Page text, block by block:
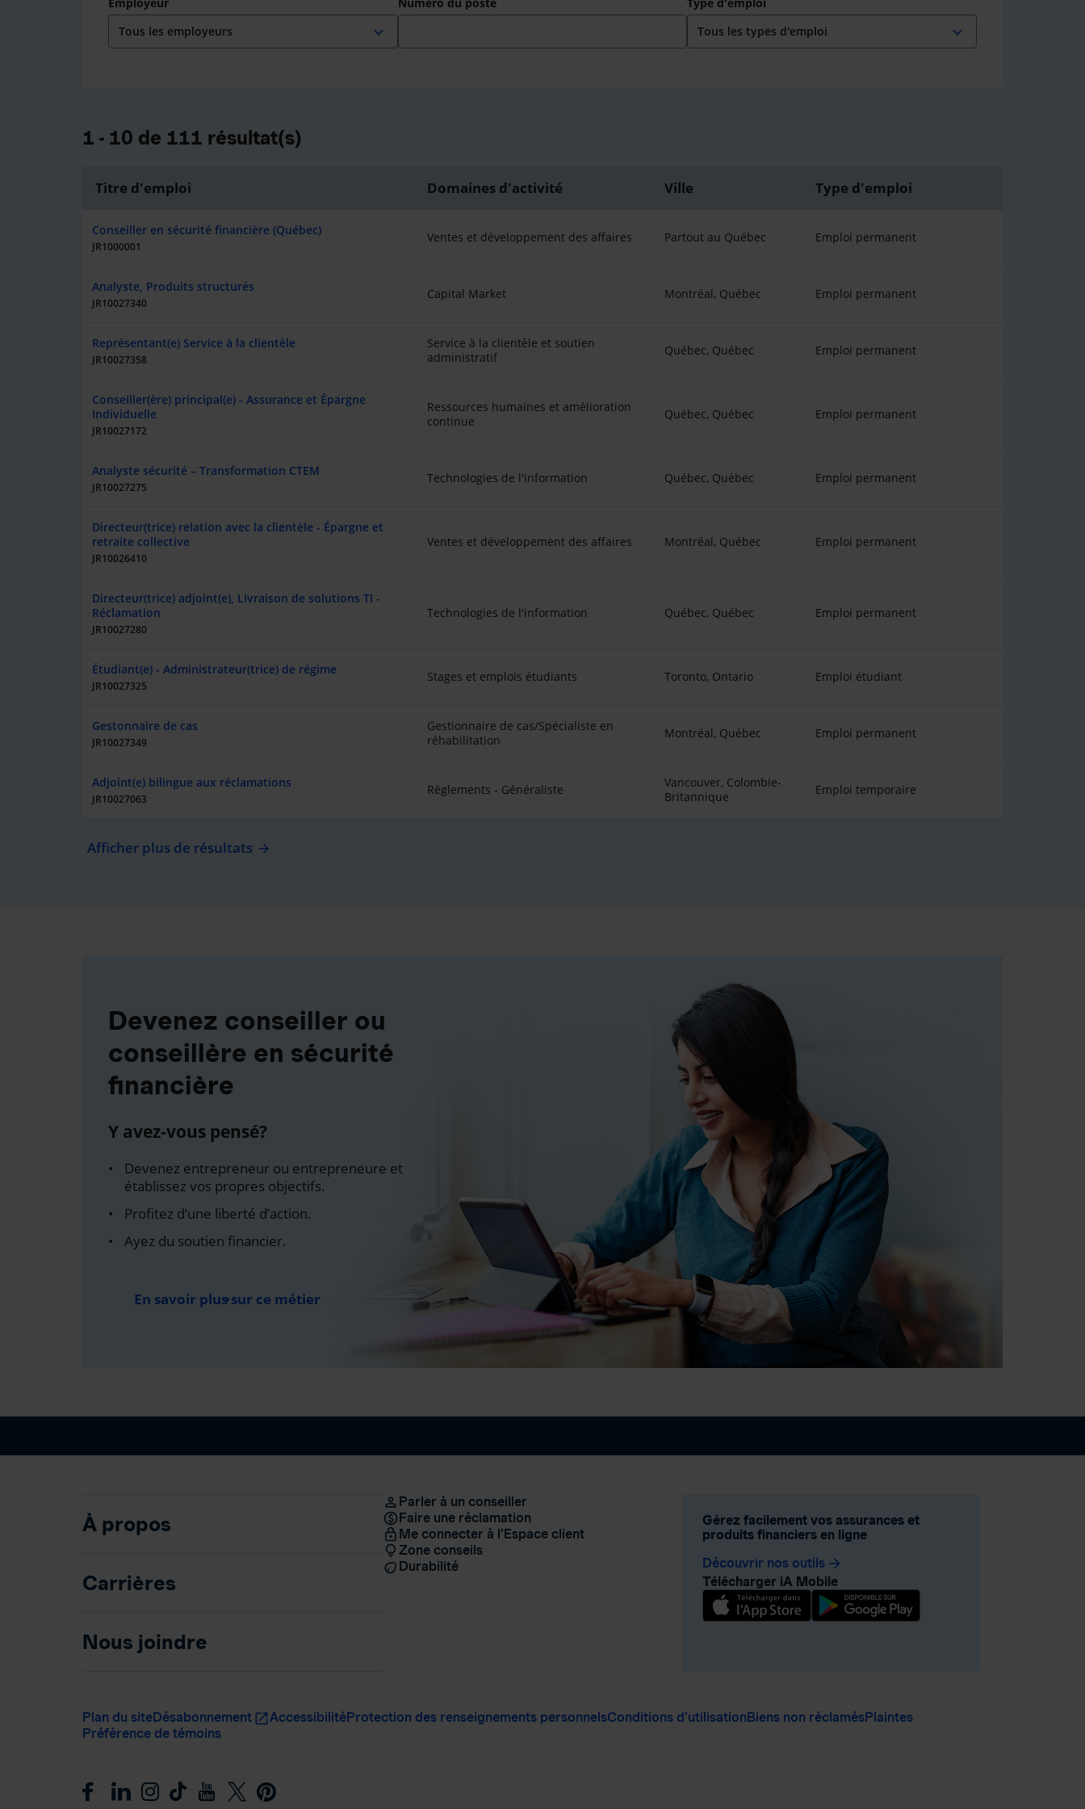
expand_more expand_more
1 - 10 de 111 résultat(s)
Titre d'emploi Domaines d'activité Ville Type d'emploi
Conseiller en sécurité financière (Québec)
JR1000001
Ventes et développement des affaires Partout au Québec Emploi permanent
Analyste, Produits structurés
JR10027340
Capital Market Montréal, Québec Emploi permanent
Représentant(e) Service à la clientèle
JR10027358
Service à la clientèle et soutien
administratif
Québec, Québec Emploi permanent
Conseiller(ère) principal(e) - Assurance et Épargne
Individuelle
JR10027172
Ressources humaines et amélioration
continue
Québec, Québec Emploi permanent
Analyste sécurité – Transformation CTEM
JR10027275
Technologies de l'information Québec, Québec Emploi permanent
Directeur(trice) relation avec la clientèle - Épargne et
retraite collective
JR10026410
Ventes et développement des affaires Montréal, Québec Emploi permanent
Directeur(trice) adjoint(e), Livraison de solutions TI -
Réclamation
JR10027280
Technologies de l'information Québec, Québec Emploi permanent
Étudiant(e) - Administrateur(trice) de régime
JR10027325
Stages et emplois étudiants Toronto, Ontario Emploi étudiant
Gestonnaire de cas
JR10027349
Gestionnaire de cas/Spécialiste en
réhabilitation
Montréal, Québec Emploi permanent
Adjoint(e) bilingue aux réclamations
JR10027063
Règlements - Généraliste
Vancouver, Colombie-
Britannique
Emploi temporaire
Afficher plus de résultats
Devenez conseiller ou
conseillère en sécurité
financière
Y avez-vous pensé?
Devenez entrepreneur ou entrepreneure et
établissez vos propres objectifs.
Profitez d’une liberté d’action.
Ayez du soutien financier.
En savoir plus sur ce métier
À propos
Carrières
Nous joindre
Parler à un conseiller
Faire une réclamation
Me connecter à l’Espace client
Zone conseils
Durabilité
Gérez facilement vos assurances et
produits financiers en ligne
Découvrir nos outils arrow_forward
Télécharger iA Mobile
Plan du siteDésabonnement AccessibilitéProtection des renseignements personnelsConditions d’utilisationBiens non réclamésPlaintes
Préférence de témoins